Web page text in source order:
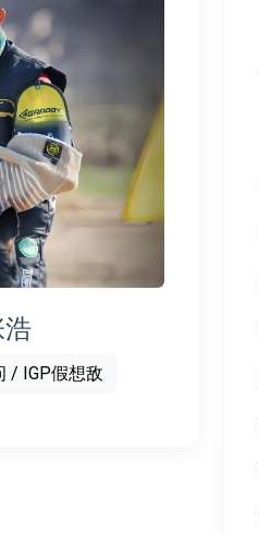
IGP技术顾问 / IGP假想敌